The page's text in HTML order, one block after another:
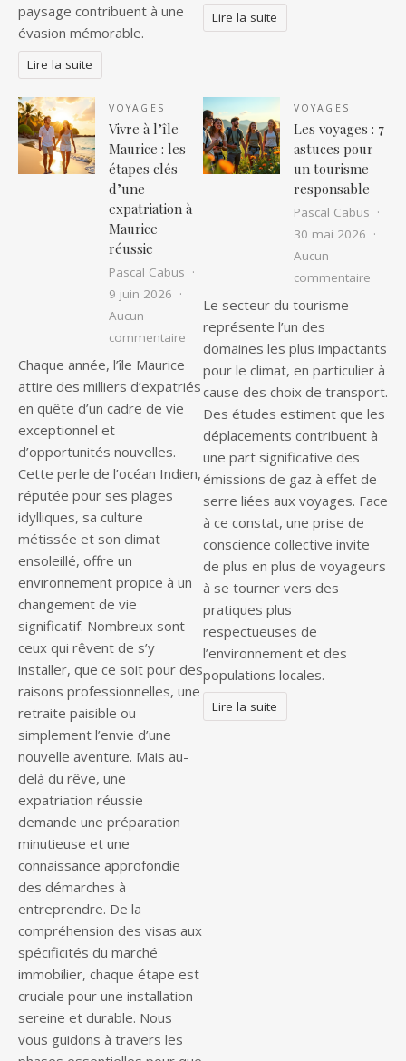
paysage contribuent à une
évasion mémorable.
Lire la suite
Lire la suite
VOYAGES
Vivre à l’île
Maurice : les
étapes clés
d’une
expatriation à
Maurice
réussie
Pascal Cabus
9 juin 2026
Aucun
commentaire sur Vivre à l’île Maurice : les étapes
Chaque année, l’île Maurice
attire des milliers d’expatriés
en quête d’un cadre de vie
exceptionnel et
d’opportunités nouvelles.
Cette perle de l’océan Indien,
réputée pour ses plages
idylliques, sa culture
métissée et son climat
ensoleillé, offre un
environnement propice à un
changement de vie
significatif. Nombreux sont
ceux qui rêvent de s’y
installer, que ce soit pour des
raisons professionnelles, une
retraite paisible ou
simplement l’envie d’une
nouvelle aventure. Mais au-
delà du rêve, une
expatriation réussie
demande une préparation
minutieuse et une
connaissance approfondie
des démarches à
entreprendre. De la
compréhension des visas aux
spécificités du marché
immobilier, chaque étape est
cruciale pour une installation
sereine et durable. Nous
vous guidons à travers les
VOYAGES
Les voyages : 7
astuces pour
un tourisme
responsable
Pascal Cabus
30 mai 2026
Aucun
commentaire
Le secteur du tourisme
représente l’un des
domaines les plus impactants
pour le climat, en particulier à
cause des choix de transport.
Des études estiment que les
déplacements contribuent à
une part significative des
émissions de gaz à effet de
serre liées aux voyages. Face
à ce constat, une prise de
conscience collective invite
de plus en plus de voyageurs
à se tourner vers des
pratiques plus
respectueuses de
l’environnement et des
populations locales.
Lire la suite